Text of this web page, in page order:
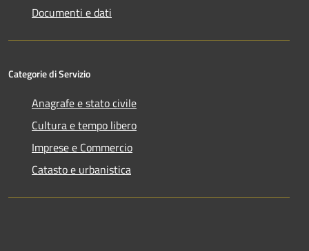
Documenti e dati
Categorie di Servizio
Anagrafe e stato civile
Cultura e tempo libero
Imprese e Commercio
Catasto e urbanistica